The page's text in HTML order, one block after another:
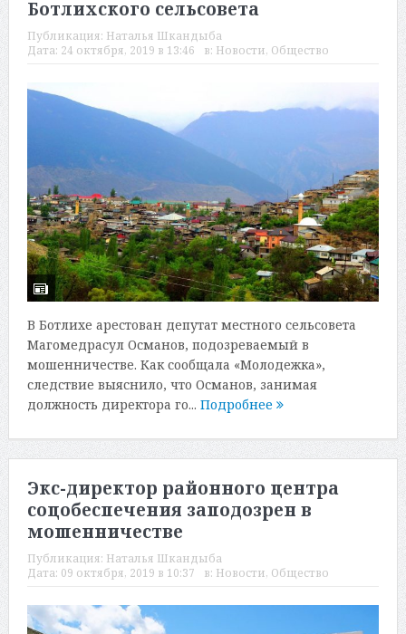
Ботлихского сельсовета
Публикация: Наталья Шкандыба
Дата: 24 октября, 2019 в 13:46 в: Новости, Общество
В Ботлихе арестован депутат местного сельсовета
Магомедрасул Османов, подозреваемый в
мошенничестве. Как сообщала «Молодежка»,
следствие выяснило, что Османов, занимая
должность директора го... Подробнее
Экс-директор районного центра
соцобеспечения заподозрен в
мошенничестве
Публикация: Наталья Шкандыба
Дата: 09 октября, 2019 в 10:37 в: Новости, Общество